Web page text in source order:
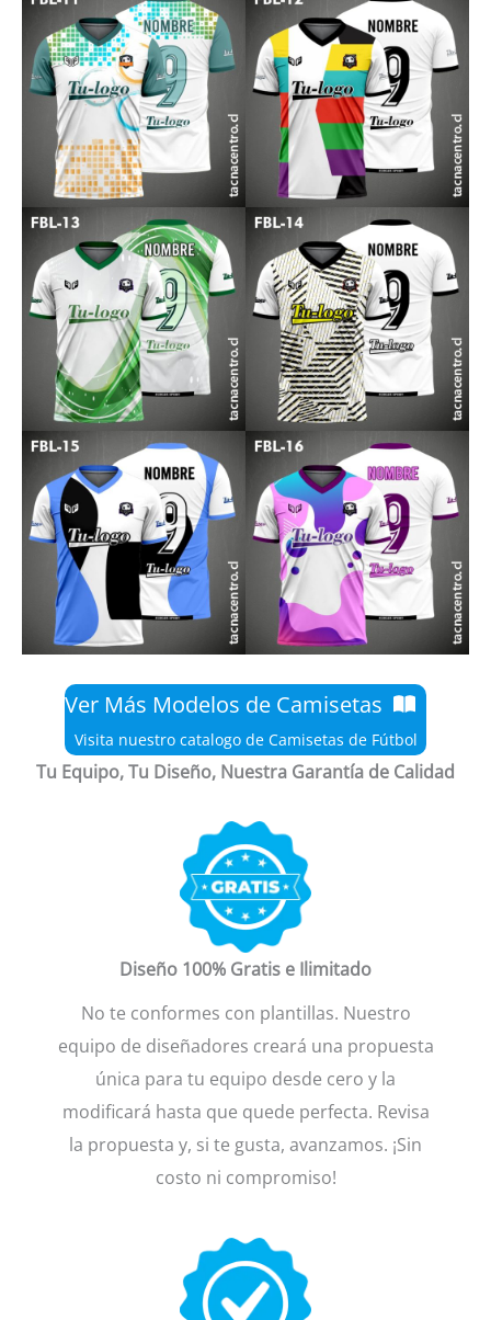
Ver Más Modelos de Camisetas
Visita nuestro catalogo de Camisetas de Fútbol
Tu Equipo, Tu Diseño, Nuestra Garantía de Calidad
Diseño 100% Gratis e Ilimitado
No te conformes con plantillas. Nuestro
equipo de diseñadores creará una propuesta
única para tu equipo desde cero y la
modificará hasta que quede perfecta. Revisa
la propuesta y, si te gusta, avanzamos. ¡Sin
costo ni compromiso!